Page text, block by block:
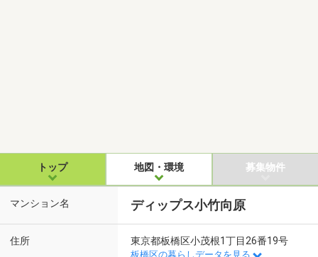
トップ 地図・環境 募集物件
マンション名 ディップス小竹向原
住所 東京都板橋区小茂根1丁目26番19号
板橋区の暮らしデータを見る